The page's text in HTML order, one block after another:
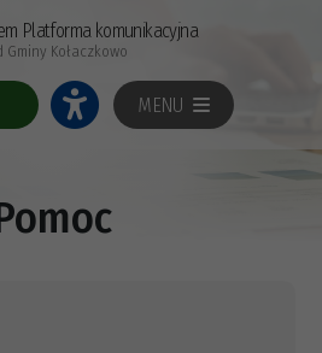
Platforma komunikacyjna
Gminy Kołaczkowo
MENU